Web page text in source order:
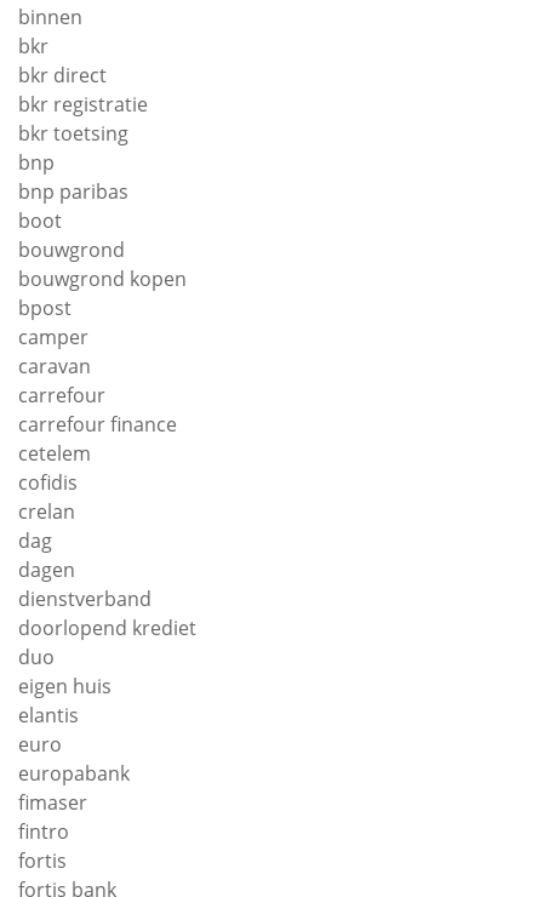
binnen
bkr
bkr direct
bkr registratie
bkr toetsing
bnp
bnp paribas
boot
bouwgrond
bouwgrond kopen
bpost
camper
caravan
carrefour
carrefour finance
cetelem
cofidis
crelan
dag
dagen
dienstverband
doorlopend krediet
duo
eigen huis
elantis
euro
europabank
fimaser
fintro
fortis
fortis bank